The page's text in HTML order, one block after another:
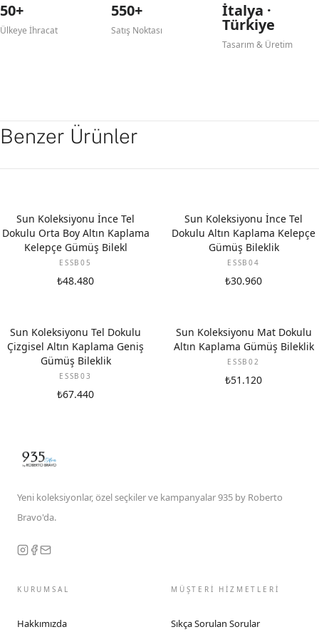
50+
Ülkeye İhracat
550+
Satış Noktası
İtalya ·
Türkiye
Tasarım & Üretim
Benzer Ürünler
Sun Koleksiyonu İnce Tel
Dokulu Orta Boy Altın Kaplama
Kelepçe Gümüş Bilekl
ESSB05
₺48.480
Sun Koleksiyonu İnce Tel
Dokulu Altın Kaplama Kelepçe
Gümüş Bileklik
ESSB04
₺30.960
Sun Koleksiyonu Tel Dokulu
Çizgisel Altın Kaplama Geniş
Gümüş Bileklik
ESSB03
₺67.440
Sun Koleksiyonu Mat Dokulu
Altın Kaplama Gümüş Bileklik
ESSB02
₺51.120
Yeni koleksiyonlar, özel seçkiler ve kampanyalar 935 by Roberto
Bravo'da.
KURUMSAL
Hakkımızda
MÜŞTERİ HİZMETLERİ
Sıkça Sorulan Sorular